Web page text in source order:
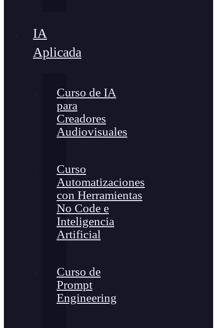
IA
Aplicada
Curso de IA
para
Creadores
Audiovisuales
Curso
Automatizaciones
con Herramientas
No Code e
Inteligencia
Artificial
Curso de
Prompt
Engineering